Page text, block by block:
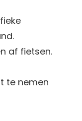
af fietsen.
te nemen